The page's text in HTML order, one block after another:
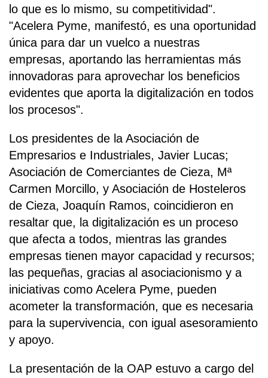
lo que es lo mismo, su competitividad".
"Acelera Pyme, manifestó, es una oportunidad
única para dar un vuelco a nuestras
empresas, aportando las herramientas más
innovadoras para aprovechar los beneficios
evidentes que aporta la digitalización en todos
los procesos".
Los presidentes de la Asociación de
Empresarios e Industriales, Javier Lucas;
Asociación de Comerciantes de Cieza, Mª
Carmen Morcillo, y Asociación de Hosteleros
de Cieza, Joaquín Ramos, coincidieron en
resaltar que, la digitalización es un proceso
que afecta a todos, mientras las grandes
empresas tienen mayor capacidad y recursos;
las pequeñas, gracias al asociacionismo y a
iniciativas como Acelera Pyme, pueden
acometer la transformación, que es necesaria
para la supervivencia, con igual asesoramiento
y apoyo.
La presentación de la OAP estuvo a cargo del